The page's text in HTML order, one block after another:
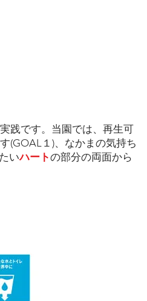
践です。当園では、再生可
(GOAL１)、なかまの気持ち
いハートの部分の両面から